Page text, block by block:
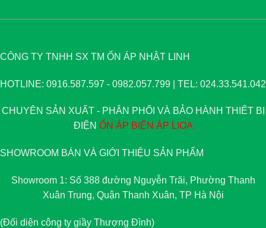
CÔNG TY TNHH SX TM ỔN ÁP NHẬT LINH
HOTLINE: 0916.587.597 - 0982.057.799 | TEL: 024.33.541.042
CHUYÊN SẢN XUẤT - PHÂN PHỐI VÀ BẢO HÀNH THIẾT BỊ
ĐIỆN ỔN ÁP BIẾN ÁP LIOA
SHOWROOM BÁN VÀ GIỚI THIỆU SẢN PHẨM
Showroom 1: Số 388 đường Nguyễn Trãi, Phường Thanh
Xuân Trung, Quận Thanh Xuân, TP Hà Nội
(Đối diện công ty giầy Thượng Đình)